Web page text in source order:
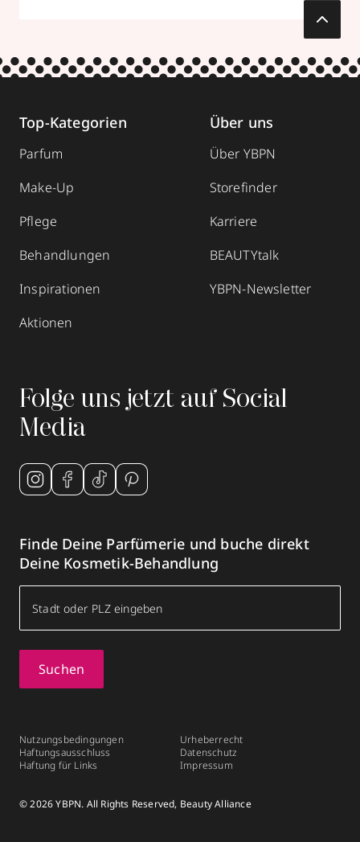
Top-Kategorien
Parfum
Make-Up
Pflege
Behandlungen
Inspirationen
Aktionen
Über uns
Über YBPN
Storefinder
Karriere
BEAUTYtalk
YBPN-Newsletter
Folge uns jetzt auf Social
Media
Finde Deine Parfümerie und buche direkt
Deine Kosmetik-Behandlung
Suchen
Nutzungsbedingungen
Haftungsausschluss
Haftung für Links
Urheberrecht
Datenschutz
Impressum
© 2026 YBPN. All Rights Reserved, Beauty Alliance